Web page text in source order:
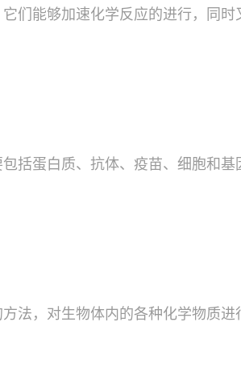
们能够加速化学反应的进行，同
括蛋白质、抗体、疫苗、细胞和
法，对生物体内的各种化学物质